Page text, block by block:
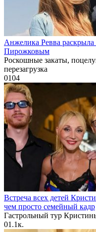
Анжелика Ревва раскрыла
Пирожковым
Роскошные закаты,
перезагрузка
0104
Встреча всех детей
чем просто семейный кадр
Гастрольный тур
01.1к.